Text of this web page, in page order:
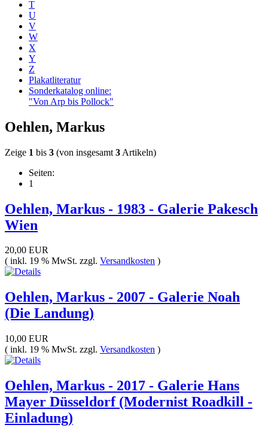
T
U
V
W
X
Y
Z
Plakatliteratur
Sonderkatalog online:
"Von Arp bis Pollock"
Oehlen, Markus
Zeige 1 bis 3 (von insgesamt 3 Artikeln)
Seiten:
1
Oehlen, Markus - 1983 - Galerie Pakesch
Wien
20,00 EUR
( inkl. 19 % MwSt. zzgl. Versandkosten )
Oehlen, Markus - 2007 - Galerie Noah
(Die Landung)
10,00 EUR
( inkl. 19 % MwSt. zzgl. Versandkosten )
Oehlen, Markus - 2017 - Galerie Hans
Mayer Düsseldorf (Modernist Roadkill -
Einladung)